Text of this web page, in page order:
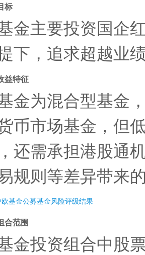
标
金主要投资国企
下，追求超越业
益特征
金为混合型基金
币市场基金，但
还需承担港股通
规则等差异带来
基金公募基金风险评级结果
合范围
金投资组合中股